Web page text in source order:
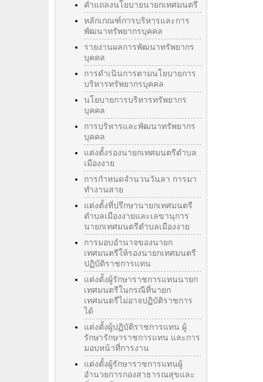
คำแถลงนโยบายนายกเทศมนตรี
หลักเกณฑ์การบริหารและการ
พัฒนาทรัพยากรบุคคล
รายงานผลการพัฒนาทรัพยากร
บุคคล
การดำเนินการตามนโยบายการ
บริหารทรัพยากรบุคคล
นโยบายการบริหารทรัพยากร
บุคคล
การบริหารและพัฒนาทรัพยากร
บุคคล
แต่งตั้งรองนายกเทศมนตรีตำบล
เมืองงาย
การกำหนดจำนวนวันลา การมา
ทำงานสาย
แต่งตั้งที่ปรึกษานายกเทศมนตรี
ตำบลเมืองงายและเลขานุการ
นายกเทศมนตรีตำบลเมืองงาย
การมอบอำนาจของนายก
เทศมนตรีให้รองนายกเทศมนตรี
ปฏิบัติราชการแทน
แต่งตั้งผู้รักษาราชการแทนนายก
เทศมนตรีในกรณีที่นายก
เทศมนตรีไม่อาจปฏิบัติราชการ
ได้
แต่งตั้งผู้ปฏิบัติราชการแทน ผู้
รักษารักษาราชการแทน และการ
มอบหน้าที่การงาน
แต่งตั้งผู้รักษาราชการแทนผู้
อำนวยการกองสาธารณสุขและ